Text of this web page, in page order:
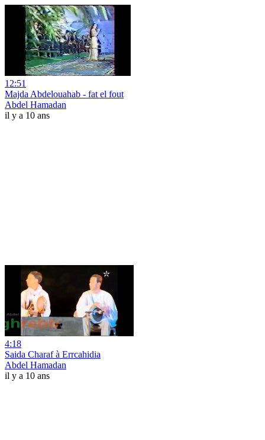
12:51
Majda Abdelouahab - fat el fout
Abdel Hamadan
il y a 10 ans
4:18
Saida Charaf à Errcahidia
Abdel Hamadan
il y a 10 ans